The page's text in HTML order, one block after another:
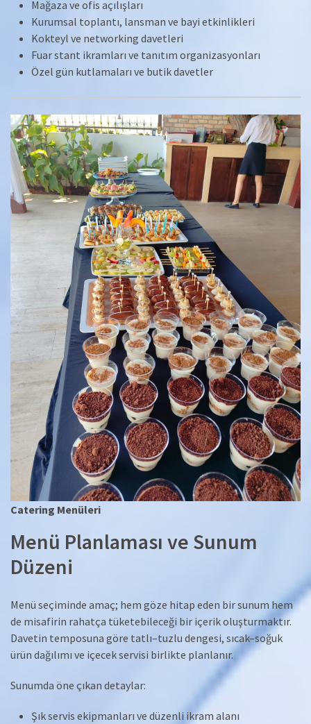
Mağaza ve ofis açılışları
Kurumsal toplantı, lansman ve bayi etkinlikleri
Kokteyl ve networking davetleri
Fuar stant ikramları ve tanıtım organizasyonları
Özel gün kutlamaları ve butik davetler
Catering Menüleri
Menü Planlaması ve Sunum
Düzeni
Menü seçiminde amaç; hem göze hitap eden bir sunum hem
de misafirin rahatça tüketebileceği bir içerik oluşturmaktır.
Davetin temposuna göre tatlı–tuzlu dengesi, sıcak–soğuk
ürün dağılımı ve içecek servisi birlikte planlanır.
Sunumda öne çıkan detaylar:
Şık servis ekipmanları ve düzenli ikram alanı